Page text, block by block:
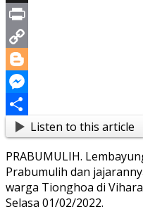
X
Print
Copy
Link
Blogger
Messenger
ShareListen to this article
PRABUMULIH.
Prabumulih dan
warga Tionghoa di
Selasa 01/02/2022.